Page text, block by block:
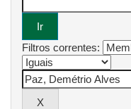
Filtros correntes: